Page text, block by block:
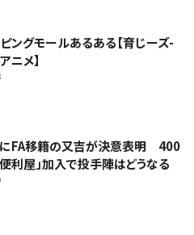
ングモールあるある【育じーズ-
メ】
にFA移籍の又吉が決意表明 400
利屋」加入で投手陣はどうなる